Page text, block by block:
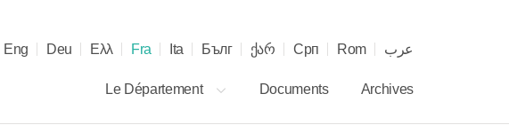
Eng Deu Ελλ Fra Ita Бълг ქარ Срп Rom عرب
Le Département Documents Archives